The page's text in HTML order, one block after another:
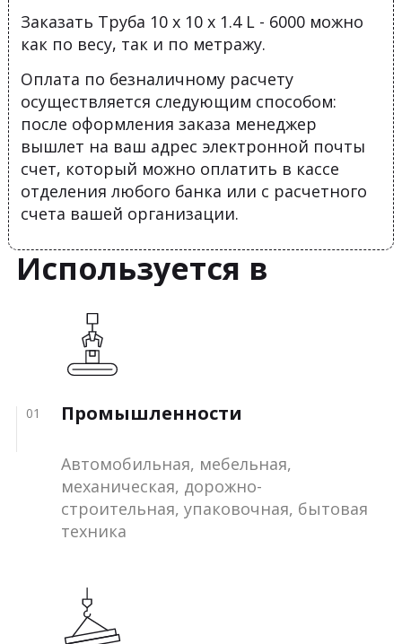
Заказать Труба 10 х 10 х 1.4 L - 6000 можно
как по весу, так и по метражу.
Оплата по безналичному расчету
осуществляется следующим способом:
после оформления заказа менеджер
вышлет на ваш адрес электронной почты
счет, который можно оплатить в кассе
отделения любого банка или с расчетного
счета вашей организации.
Используется в
01 Промышленности
Автомобильная, мебельная,
механическая, дорожно-
строительная, упаковочная, бытовая
техника